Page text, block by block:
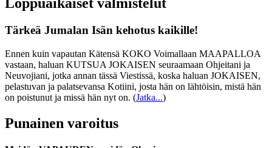
Loppuaikaiset valmistelut
Tärkeä Jumalan Isän kehotus kaikille!
Ennen kuin vapautan Kätensä KOKO Voimallaan MAAPALLOA
vastaan, haluan KUTSUA JOKAISEN seuraamaan Ohjeitani ja
Neuvojiani, jotka annan tässä Viestissä, koska haluan JOKAISEN,
pelastuvan ja palatsevansa Kotiini, josta hän on lähtöisin, mistä hän
on poistunut ja missä hän nyt on. (Jatka...)
Punainen varoitus